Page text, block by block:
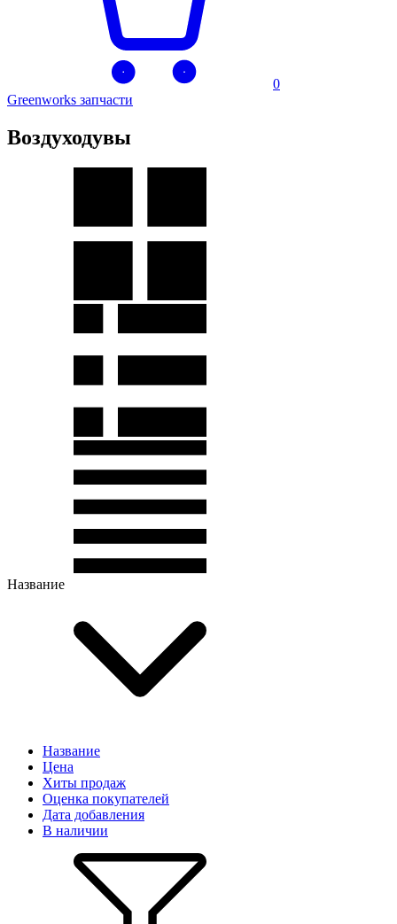
0
Greenworks запчасти
Воздуходувы
Название
Название
Цена
Хиты продаж
Оценка покупателей
Дата добавления
В наличии